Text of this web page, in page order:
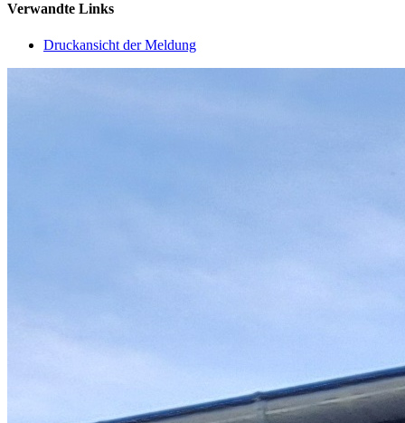
Verwandte Links
Druckansicht der Meldung